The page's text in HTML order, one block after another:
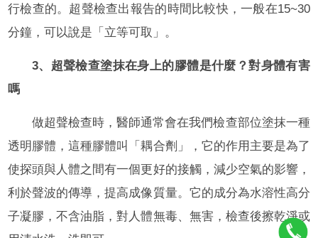
行檢查的。超聲檢查出報告的時間比較快，一般在15~30
分鐘，可以說是「立等可取」。
3、超聲檢查塗抹在身上的膠體是什麼？對身體有害
嗎
做超聲檢查時，醫師通常會在我們檢查部位塗抹一種
透明膠體，這種膠體叫「耦合劑」，它的作用主要是為了
使探頭與人體之間有一個更好的接觸，減少空氣的影響，
利於聲波的傳導，提高成像質量。它的成分為水溶性高分
子凝膠，不含油脂，對人體無毒、無害，檢查後擦乾淨或